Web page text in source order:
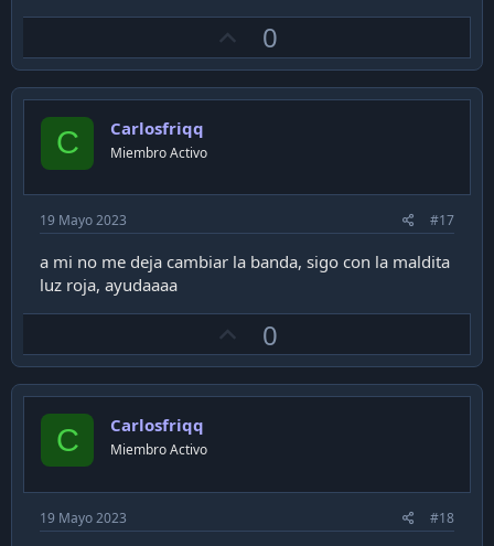
p
v
0
C Carlosfriqq
Miembro Activo
19 Mayo 2023 #17
a mi no me deja cambiar la banda, sigo con la maldita
luz roja, ayudaaaa
p
v
0
C Carlosfriqq
Miembro Activo
19 Mayo 2023 #18